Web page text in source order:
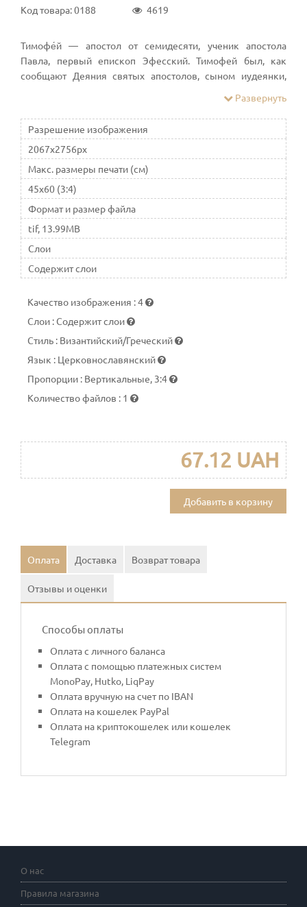
Код товара: 0188 4619
Тимофе́й — апостол от семидесяти, ученик апостола
Павла, первый епископ Эфесский. Тимофей был, как
сообщают Деяния святых апостолов, сыном иудеянки,
послании к Тимофею сообщаются имя его матери —
Евника, и бабушки — Лоида
Развернуть
Разрешение изображения
2067x2756px
Макс. размеры печати (см)
45x60 (3:4)
Формат и размер файла
tif, 13.99MB
Слои
Содержит слои
Качество изображения :4
Слои :Содержит слои
Стиль : Византийский/Греческий
Язык : Церковнославянский
Пропорции : Вертикальные, 3:4
Количество файлов : 1
67.12 UAH
Добавить в корзину
Оплата Доставка Возврат товара
Отзывы и оценки
Способы оплаты
Оплата с личного баланса
Оплата с помощью платежных систем
MonoPay, Hutko, LiqPay
Оплата вручную на счет по IBAN
Оплата на кошелек PayPal
Оплата на криптокошелек или кошелек
Telegram
О нас
Правила магазина